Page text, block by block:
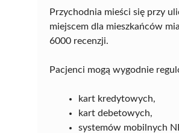
Przychodnia mieści się przy
miejscem dla mieszkańców
6000 recenzji.
Pacjenci mogą wygodnie
kart kredytowych,
kart debetowych,
systemów mobilnych